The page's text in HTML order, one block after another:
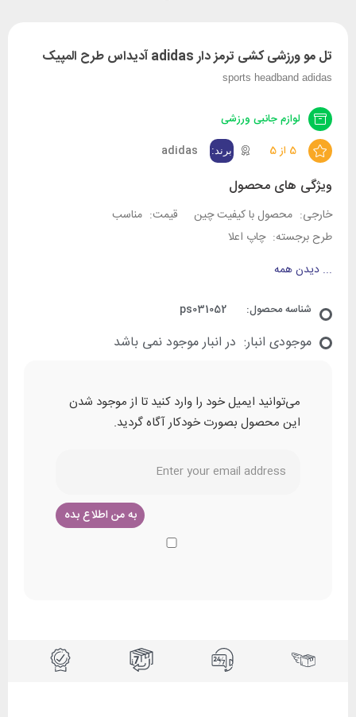
تل مو ورزشی کشی ترمز دار adidas آدیداس طرح المپیک
sports headband adidas
لوازم جانبی ورزشی
5 از 5
adidas
ویژگی های محصول
خارجی: محصول با کیفیت چین قیمت: مناسب
طرح برجسته: چاپ اعلا
... دیدن همه
شناسه محصول: ps031052
موجودی انبار: در انبار موجود نمی باشد
می‌توانید ایمیل خود را وارد کنید تا از موجود شدن
این محصول بصورت خودکار آگاه گردید.